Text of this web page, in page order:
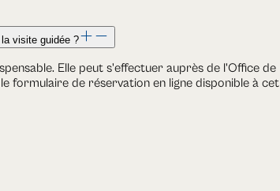
visite guidée ?
Elle peut s'effectuer auprès de l'Office de
formulaire de réservation en ligne disponible à cet